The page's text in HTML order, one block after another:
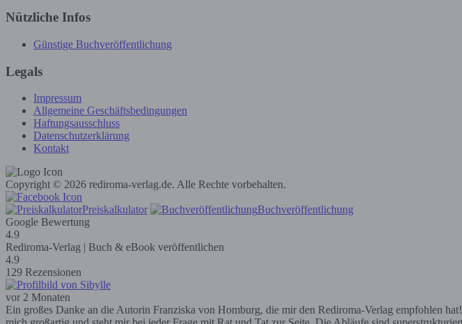
Nützliche Infos
Günstige Buchveröffentlichung
Legals
Impressum
Allgemeine Geschäftsbedingungen
Haftungsausschluss
Datenschutzerklärung
Kontakt
Copyright © 2026 rediroma-verlag.de. Alle Rechte vorbehalten.
Preiskalkulator
Buchveröffentlichung
Google Bewertung
4.9
Rediroma-Verlag | Buch & eBook veröffentlichen
4.9
129 Rezensionen
vor 2 Monaten
Ein großes Danke an die Autorin Franziska von Homburg, die mir den Rediroma-Verlag empfohlen